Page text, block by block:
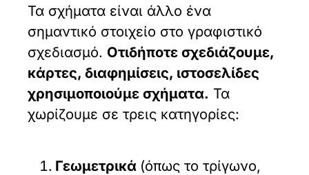
Τα σχήματα είναι άλλο ένα
σημαντικό στοιχείο στο γραφιστικό
σχεδιασμό. Οτιδήποτε σχεδιάζουμε,
κάρτες, διαφημίσεις, ιστοσελίδες
χρησιμοποιούμε σχήματα. Τα
χωρίζουμε σε τρεις κατηγορίες:
Γεωμετρικά (όπως το τρίγωνο,